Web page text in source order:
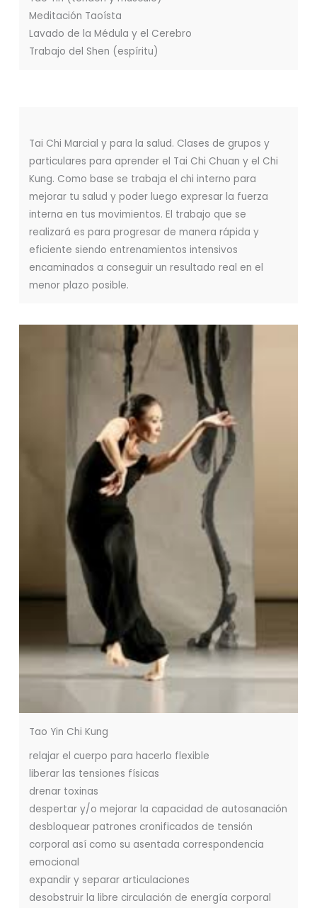
Meditación Taoísta
Lavado de la Médula y el Cerebro
Trabajo del Shen (espíritu)
Tai Chi Marcial y para la salud. Clases de grupos y
particulares para aprender el Tai Chi Chuan y el Chi
Kung. Como base se trabaja el chi interno para
mejorar tu salud y poder luego expresar la fuerza
interna en tus movimientos. El trabajo que se
realizará es para progresar de manera rápida y
eficiente siendo entrenamientos intensivos
encaminados a conseguir un resultado real en el
menor plazo posible.
Tao Yin Chi Kung
relajar el cuerpo para hacerlo flexible
liberar las tensiones físicas
drenar toxinas
despertar y/o mejorar la capacidad de autosanación
desbloquear patrones cronificados de tensión
corporal así como su asentada correspondencia
emocional
expandir y separar articulaciones
desobstruir la libre circulación de energía corporal